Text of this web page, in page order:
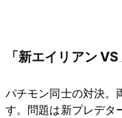
「新エイリアン
パチモン同士の対決。
す。問題は新プレデタ